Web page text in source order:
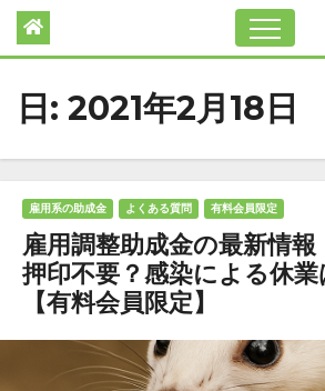
日: 2021年2月18日
雇用系の助成金 よくある質問 有料会員限定
雇用調整助成金の最新情
押印不要？感染による休業
【有料会員限定】